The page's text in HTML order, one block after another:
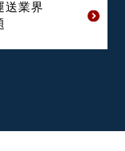
送業界